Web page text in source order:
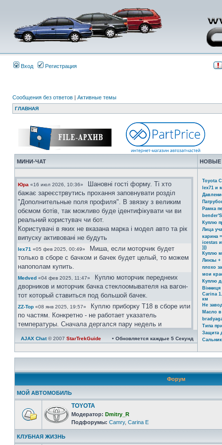
Вход Регистрация
Сообщения без ответов | Активные темы
ГЛАВНАЯ
МИНИ-ЧАТ НОВЫЕ
Юра «16 июл 2026, 10:36»
Шановні гості форму. Ті хто
бажає зареєстрвутись прохання заповнувати розділ
"Дополнительные поля профиля". В звязку з великим
обємом ботів, так можливо буде ідентифікувати чи ви
реальний користувач чи бот.
Користувачі в яких не вказана марка і модел авто та рік
випуску активовані не будуть
lex71 «05 фев 2025, 00:49»
Миша, если моторчик будет
только в сборе с бачком и бачек будет целый, то можем
напополам купить.
Medved «04 фев 2025, 11:47»
Куплю моторчик переднеих
дворников и моторчик бачка стеклоомывателя на вагон-
тот который ставиться под большой бачек.
ZZ-Top «08 янв 2025, 19:57»
Куплю приборку Т18 в сборе или
по частям. Конкретно - не работает указатель
температуры. Сначала дергался пару недель и
icestas«24 май 2024, 22:19»Ахринеть конечно, красавцы!
"Дополнительные поля профиля". В звязку з великим
обємом ботів, так можливо буде ідентифікувати чи ви
реальний користувач чи бот.
Користувачі в яких не вказана марка і модел авто та рік
випуску активовані не будуть.
Юра«08 апр 2024, 21:08»https://invite.viber.com/?
g2=AQAtPOOoAP ... zA&lang=ru
Юра«08 апр 2024, 21:06»
AJAX Chat© 2007 StarTrekGuide • Обновляется каждые 5 Секунд
Toyota
lex71 и
Рамка
Куплю
Лица
карина
icestas
)))
Куплю
Линзы +
плохо
мои
Куплю
Carina
км
Не
Масло в
Типа
Защита
Форум
МОЙ АВТОМОБИЛЬ
TOYOTA
Модератор: Dmitry_R
Подфорумы: Camry, Carina E
КЛУБНАЯ ЖИЗНЬ